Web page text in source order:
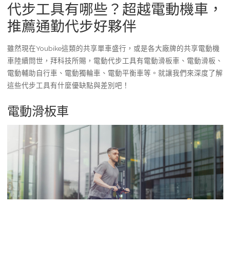
代步工具有哪些？超越電動機車，
推薦通勤代步好夥伴
雖然現在Youbike這類的共享單車盛行，或是各大廠牌的共享電動機
車陸續問世，拜科技所賜，電動代步工具有電動滑板車、電動滑板、
電動輔助自行車、電動獨輪車、電動平衡車等。就讓我們來深度了解
這些代步工具有什麼優缺點與差別吧！
電動滑板車